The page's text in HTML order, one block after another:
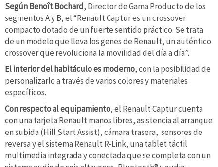
Según Benoît Bochard, Director de Gama Producto de los
segmentos A y B, el “Renault Captur es un crossover
compacto dotado de un fuerte sentido práctico. Se trata
de un modelo que lleva los genes de Renault, un auténtico
crossover que revoluciona la movilidad del día a día”.
El interior del habitáculo es moderno, con la posibilidad de
personalizarlo a través de varios colores y materiales
específicos.
Con respecto al equipamiento, el Renault Captur cuenta
con una tarjeta Renault manos libres, asistencia al arranque
en subida (Hill Start Assist), cámara trasera, sensores de
reversa y el sistema Renault R-Link, una tablet táctil
multimedia integrada y conectada que se completa con un